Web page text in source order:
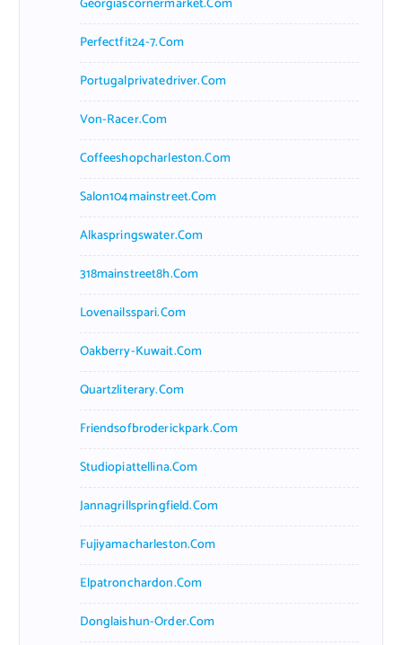
Perfectfit24-7.com
Portugalprivatedriver.com
Von-Racer.com
Coffeeshopcharleston.com
Salon104mainstreet.com
Alkaspringswater.com
318mainstreet8h.com
Lovenailsspari.com
Oakberry-Kuwait.com
Quartzliterary.com
Friendsofbroderickpark.com
Studiopiattellina.com
Jannagrillspringfield.com
Fujiyamacharleston.com
Elpatronchardon.com
Donglaishun-Order.com